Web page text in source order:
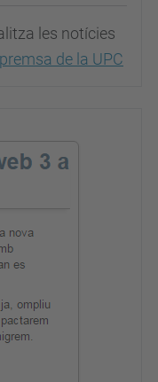
les notícies
de la UPC